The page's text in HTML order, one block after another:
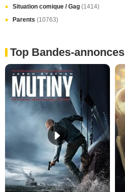
Situation comique / Gag (1414)
Parents (10763)
Top Bandes-annonces